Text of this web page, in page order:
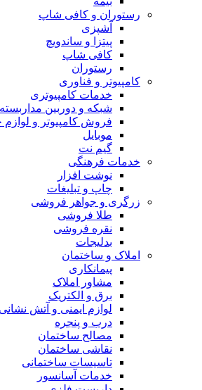
رستوران و کافی شاپ
آشپزی
پیتزا و ساندویچ
کافی شاپ
رستوران
کامپیوتر و فناوری
خدمات کامپیوتری
شبكه و دوربين مداربسته
فروش كامپيوتر و لوازم
موبایل
گیم نت
خدمات فرهنگی
نوشت افزار
چاپ و تبلیغات
زرگری و جواهر فروشی
طلا فروشی
نقره فروشی
بدلیجات
املاک و ساختمان
پیمانکاری
مشاور املاک
برق و الکتریک
لوازم ایمنی و آتش نشانی
درب و پنجره
مصالح ساختمان
نقاشی ساختمان
تاسیسات ساختمانی
خدمات آسانسور